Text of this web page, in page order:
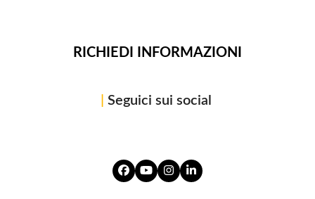
RICHIEDI INFORMAZIONI
Seguici sui social
Facebook
YouTubeInstagram
LinkedIn